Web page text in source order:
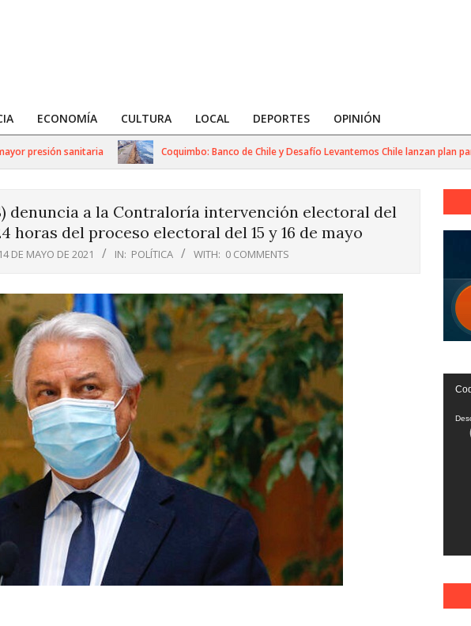
ECONOMÍA CULTURA LOCAL DEPORTES OPINIÓN
presión sanitaria Coquimbo: Banco de Chile y Desafío Levantemos Chile lanzan plan para
denuncia a la Contraloría intervención electoral del
del proceso electoral del 15 y 16 de mayo
14 DE MAYO DE 2021 IN: POLÍTICA WITH: 0 COMMENTS